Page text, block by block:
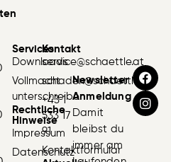
Services
Downloads
Vollmacht
unterschreiben
Rechtliche
Hinweise
Impressum
Datenschutz
Kontakt
service@schaettle.at
schaden@schaettle.at
+43 1
533 17
91
Kontaktformular
Newsletter
Anmeldung
Damit
bleibst du
immer am